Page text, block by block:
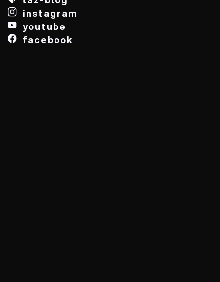
instagram
youtube
facebook